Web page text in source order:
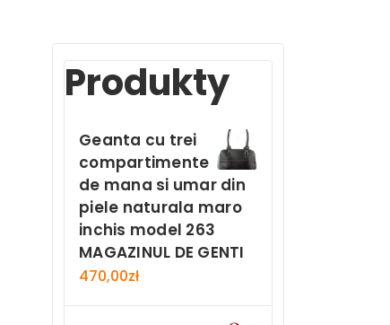
Produkty
Geanta cu trei
compartimente
de mana si umar din
piele naturala maro
inchis model 263
MAGAZINUL DE GENTI
470,00zł